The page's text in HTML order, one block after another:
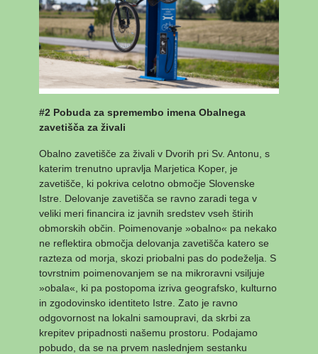
#2 Pobuda za spremembo imena Obalnega
zavetišča za živali
Obalno zavetišče za živali v Dvorih pri Sv. Antonu, s
katerim trenutno upravlja Marjetica Koper, je
zavetišče, ki pokriva celotno območje Slovenske
Istre. Delovanje zavetišča se ravno zaradi tega v
veliki meri financira iz javnih sredstev vseh štirih
obmorskih občin. Poimenovanje »obalno« pa nekako
ne reflektira območja delovanja zavetišča katero se
razteza od morja, skozi priobalni pas do podeželja. S
tovrstnim poimenovanjem se na mikroravni vsiljuje
»obala«, ki pa postopoma izriva geografsko, kulturno
in zgodovinsko identiteto Istre. Zato je ravno
odgovornost na lokalni samoupravi, da skrbi za
krepitev pripadnosti našemu prostoru. Podajamo
pobudo, da se na prvem naslednjem sestanku